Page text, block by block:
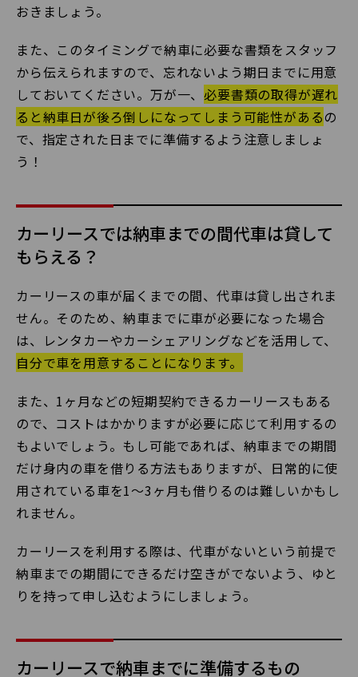
おきましょう。
また、このタイミングで納車に必要な書類をスタッフ
から伝えられますので、忘れないよう期日までに用意
しておいてください。万が一、必要書類の取得が遅れ
ると納車日が後ろ倒しになってしまう可能性があるの
で、指定された日までに準備するよう注意しましょ
う！
カーリースでは納車までの間代車は貸して
もらえる？
カーリースの車が届くまでの間、代車は貸し出されま
せん。そのため、納車までに車が必要になった場合
は、レンタカーやカーシェアリングなどを活用して、
自分で車を用意することになります。
また、1ヶ月などの短期契約できるカーリースもある
ので、コストはかかりますが必要に応じて利用するの
もよいでしょう。もし可能であれば、納車までの期間
だけ身内の車を借りる方法もありますが、日常的に使
用されている車を1〜3ヶ月も借りるのは難しいかもし
れません。
カーリースを利用する際は、代車がないという前提で
納車までの期間にできるだけ空きがでないよう、ゆと
りを持って申し込むようにしましょう。
カーリースで納車までに準備するもの